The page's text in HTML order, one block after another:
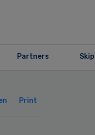
Partners
Print